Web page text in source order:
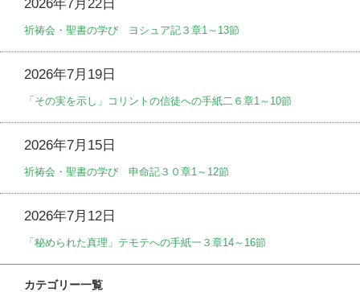
2026年7月22日
祈祷会・聖書の学び ヨシュア記３章1～13節
2026年7月19日
「その実を示し」コリントの信徒への手紙二６章1～10節
2026年7月15日
祈祷会・聖書の学び 申命記３０章1～12節
2026年7月12日
「秘められた真理」テモテへの手紙一３章14～16節
カテゴリー一覧